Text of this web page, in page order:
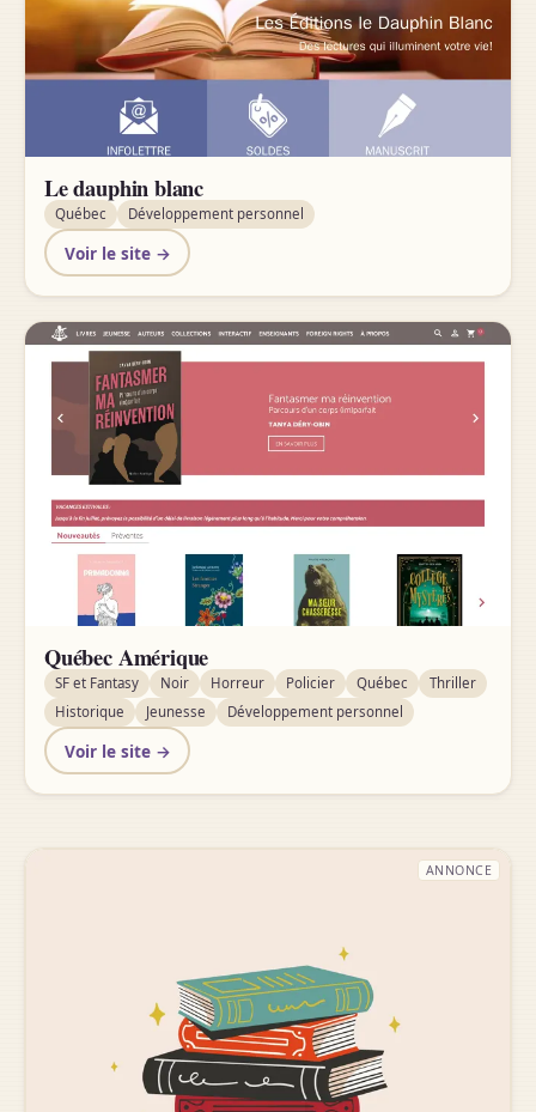
Le dauphin blanc
Québec Développement personnel
Voir le site →
Québec Amérique
SF et Fantasy Noir Horreur Policier Québec
Thriller
Historique
Jeunesse Développement personnel
Voir le site →
ANNONCE